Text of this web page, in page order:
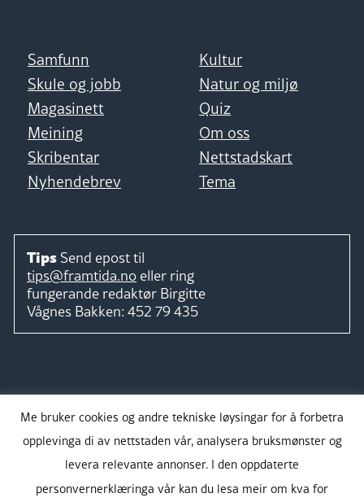
Samfunn
Kultur
Skule og jobb
Natur og miljø
Magasinett
Quiz
Meining
Om oss
Skribentar
Nettstadskart
Nyhendebrev
Tema
Tips Send epost til
tips@framtida.no eller ring
fungerande redaktør Birgitte
Vågnes Bakken: 452 79 435
Me bruker cookies og andre tekniske løysingar for å forbetra
opplevinga di av nettstaden vår, analysera bruksmønster og
levera relevante annonser. I den oppdaterte
personvernerklæringa vår kan du lesa meir om kva for